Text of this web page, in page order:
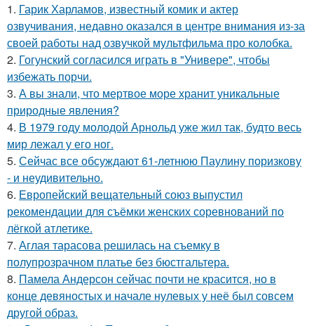
1. Гарик Харламов, известный комик и актер
озвучивания, недавно оказался в центре внимания из-за
своей работы над озвучкой мультфильма про колобка.
2. Гогунский согласился играть в "Универе", чтобы
избежать порчи.
3. А вы знали, что мертвое море хранит уникальные
природные явления?
4. В 1979 году молодой Арнольд уже жил так, будто весь
мир лежал у его ног.
5. Сейчас все обсуждают 61-летнюю Паулину поризкову
- и неудивительно.
6. Европейский вещательный союз выпустил
рекомендации для съёмки женских соревнований по
лёгкой атлетике.
7. Аглая тарасова решилась на съемку в
полупрозрачном платье без бюстгальтера.
8. Памела Андерсон сейчас почти не красится, но в
конце девяностых и начале нулевых у неё был совсем
другой образ.